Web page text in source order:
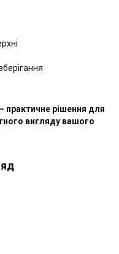
практичне рішення для
вигляду вашого